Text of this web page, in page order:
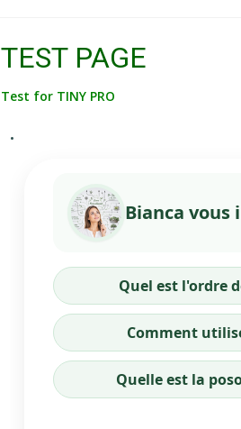
TEST PAGE
Test for TINY PRO
•